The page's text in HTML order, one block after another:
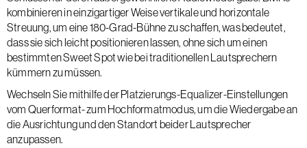
kombinieren in einzigartiger Weise vertikale und horizontale
Streuung, um eine 180-Grad-Bühne zu schaffen, was bedeutet,
dass sie sich leicht positionieren lassen, ohne sich um einen
bestimmten Sweet Spot wie bei traditionellen Lautsprechern
kümmern zu müssen.
Wechseln Sie mithilfe der Platzierungs-Equalizer-Einstellungen
vom Querformat- zum Hochformatmodus, um die Wiedergabe an
die Ausrichtung und den Standort beider Lautsprecher
anzupassen.